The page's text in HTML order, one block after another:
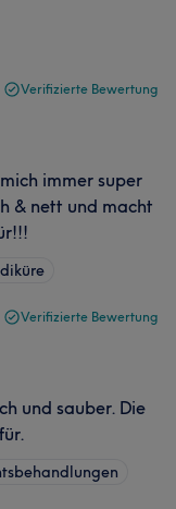
Verifizierte Bewertung
immer super
& nett und macht
Verifizierte Bewertung
und sauber. Die